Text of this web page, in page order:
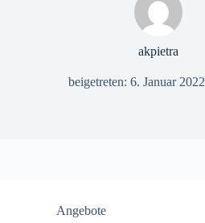
akpietra
beigetreten: 6. Januar 2022
Angebote